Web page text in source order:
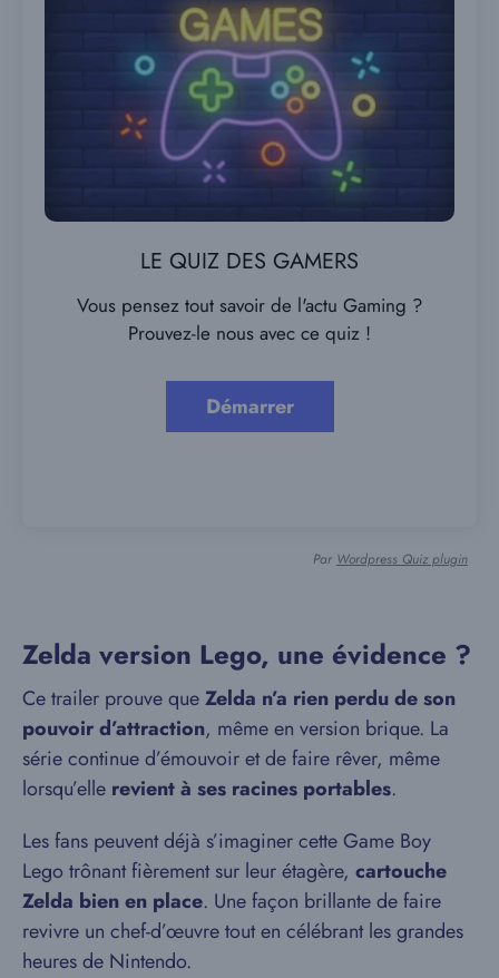
LE QUIZ DES GAMERS
Vous pensez tout savoir de l'actu Gaming ?
Prouvez-le nous avec ce quiz !
Par Wordpress Quiz plugin
Zelda version Lego, une évidence ?
Ce trailer prouve queZelda n’a rien perdu de son
pouvoir d’attraction, même en version brique. La
série continue d’émouvoir et de faire rêver, même
lorsqu’elle revient à ses racines portables.
Les fans peuvent déjà s’imaginer cette Game Boy
Lego trônant fièrement sur leur étagère, cartouche
Zelda bien en place. Une façon brillante de faire
revivre un chef-d’œuvre tout en célébrant les grandes
heures de Nintendo.